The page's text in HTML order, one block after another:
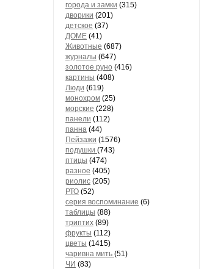
города и замки (315)
дворики (201)
детское (37)
ДОМЕ (41)
Животные (687)
журналы (647)
золотое руно (416)
картины (408)
Люди (619)
монохром (25)
морские (228)
панели (112)
панна (44)
Пейзажи (1576)
подушки (743)
птицы (474)
разное (405)
риолис (205)
РТО (52)
серия воспоминание (6)
таблицы (88)
триптих (89)
фрукты (112)
цветы (1415)
чаривна мить (51)
ЧИ (83)